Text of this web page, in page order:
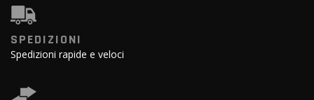
SPEDIZIONI
Spedizioni rapide e veloci